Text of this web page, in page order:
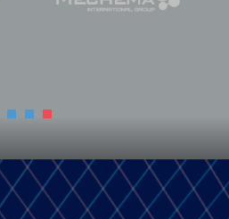
とは？
動車は走行中に水しか排
の環境に優しい自動車と